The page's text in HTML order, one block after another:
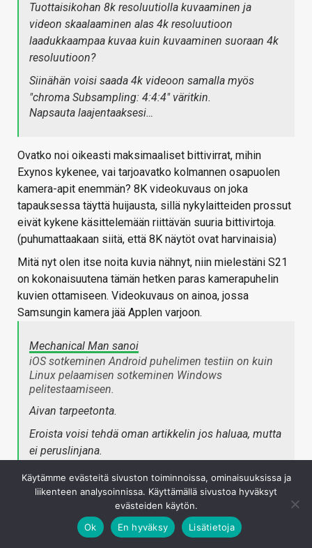
Tuottaisikohan 8k resoluutiolla kuvaaminen ja
videon skaalaaminen alas 4k resoluutioon
laadukkaampaa kuvaa kuin kuvaaminen suoraan 4k
resoluutioon?
Siinähän voisi saada 4k videoon samalla myös
"chroma Subsampling: 4:4:4" väritkin.
Napsauta laajentaaksesi…
Ovatko noi oikeasti maksimaaliset bittivirrat, mihin
Exynos kykenee, vai tarjoavatko kolmannen osapuolen
kamera-apit enemmän? 8K videokuvaus on joka
tapauksessa täyttä huijausta, sillä nykylaitteiden prossut
eivät kykene käsittelemään riittävän suuria bittivirtoja.
(puhumattaakaan siitä, että 8K näytöt ovat harvinaisia)
Mitä nyt olen itse noita kuvia nähnyt, niin mielestäni S21
on kokonaisuutena tämän hetken paras kamerapuhelin
kuvien ottamiseen. Videokuvaus on ainoa, jossa
Samsungin kamera jää Applen varjoon.
Mechanical Man sanoi
iOS sotkeminen Android puhelimen testiin on kuin
Linux pelaamisen sotkeminen Windows
pelitestaamiseen.
Aivan tarpeetonta.
Eroista voisi tehdä oman artikkelin jos haluaa, mutta
ei peruslinjana.
Ainakaan itseäni ei kiinosta laitteen merkki tai
käyttöjärjestelmä, ainoa mikä merkkaa on laitteen laatu ja
Käytämme evästeitä sivuston toiminnoissa, ominaisuuksissa ja
liikenteen analysoinnissa. Käyttämällä sivustoa hyväksyt
evästeiden käytön.
Ok
En hyväksy Lisätietoja